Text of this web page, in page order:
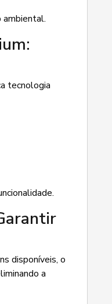
ambiental.
tecnologia
disponíveis, o
a